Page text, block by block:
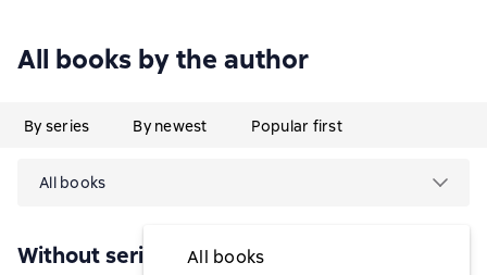
All books by the author
By series By newest Popular first
All books
All books
Without series